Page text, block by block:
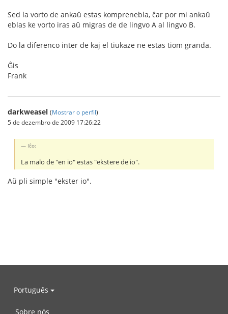
Sed la vorto de ankaŭ estas komprenebla, ĉar por mi ankaŭ
eblas ke vorto iras aŭ migras de de lingvo A al lingvo B.
Do la diferenco inter de kaj el tiukaze ne estas tiom granda.
Ĝis
Frank
darkweasel (Mostrar o perfil)
5 de dezembro de 2009 17:26:22
Iĉo:
La malo de "en io" estas "ekstere de io".
Aŭ pli simple "ekster io".
Português
Sobre nós